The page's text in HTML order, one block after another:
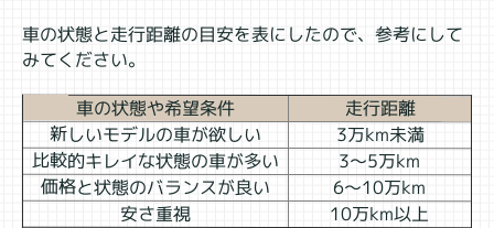
車の状態と走行距離の目安を表にしたので、参考にして
みてください。
車の状態や希望条件 走行距離
新しいモデルの車が欲しい 3万km未満
比較的キレイな状態の車が多い 3～5万km
価格と状態のバランスが良い 6～10万km
安さ重視 10万km以上